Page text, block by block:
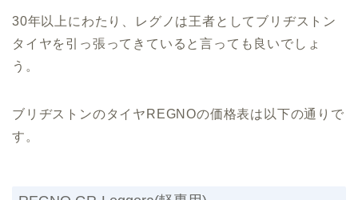
30年以上にわたり、レグノは王者としてブリヂストン
タイヤを引っ張ってきていると言っても良いでしょ
う。
ブリヂストンのタイヤREGNOの価格表は以下の通りで
す。